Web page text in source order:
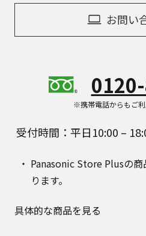
お問い
※携帯電話からもご
受付時間：平日10:00 –
Panasonic Store Plusの
ります。
具体的な商品を見る